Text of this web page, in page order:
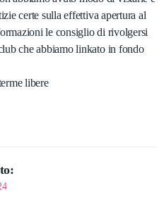
certe sulla effettiva apertura al
le consiglio di rivolgersi
che abbiamo linkato in fondo
libere